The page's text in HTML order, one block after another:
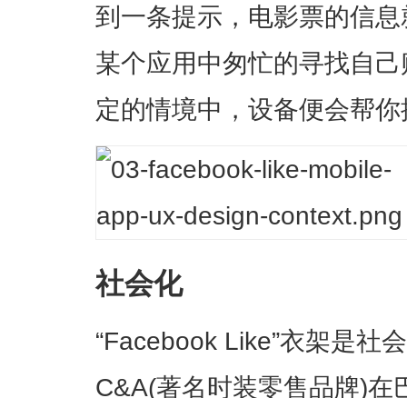
到一条提示，电影票的信
某个应用中匆忙的寻找自
定的情境中，设备便会帮
社会化
“Facebook Like”衣架是社
C&A(著名时装零售品牌)在